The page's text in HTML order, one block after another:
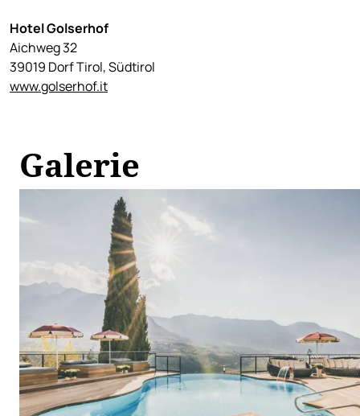
Hotel Golserhof
Aichweg 32
39019 Dorf Tirol, Südtirol
www.golserhof.it
Galerie